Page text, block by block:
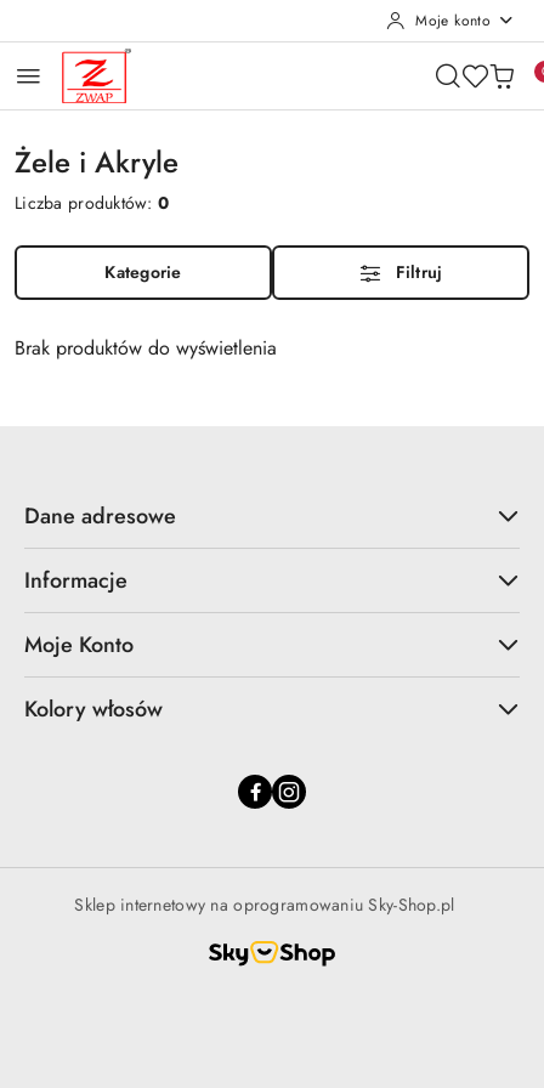
Moje konto
Żele i Akryle
Liczba produktów:0
Kategorie Filtruj
Brak produktów do wyświetlenia
Dane adresowe
Informacje
Moje Konto
Kolory włosów
Sklep internetowy na oprogramowaniu Sky-Shop.pl